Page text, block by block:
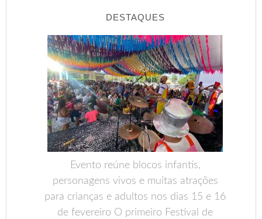
DESTAQUES
Evento reúne blocos infantis,
personagens vivos e muitas atrações
para crianças e adultos nos dias 15 e 16
de fevereiro O primeiro Festival de